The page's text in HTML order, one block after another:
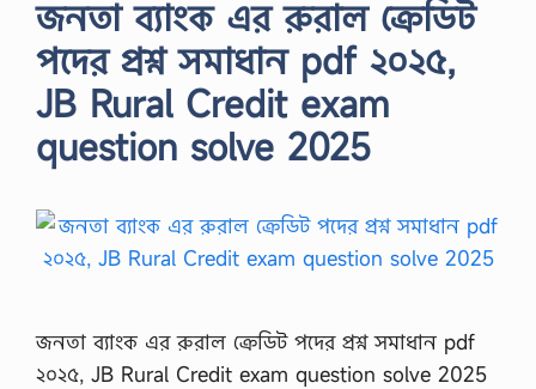
জনতা ব্যাংক এর রুরাল ক্রেডিট
পদের প্রশ্ন সমাধান pdf ২০২৫,
JB Rural Credit exam
question solve 2025
জনতা ব্যাংক এর রুরাল ক্রেডিট পদের প্রশ্ন সমাধান pdf
২০২৫, JB Rural Credit exam question solve 2025